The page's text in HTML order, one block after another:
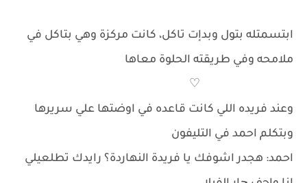
ابتسمتله بتول وبدإت تاكل، كانت مركزة وهي بتاكل في
ملامحه وفي طريقته الحلوة معاها
♡
وعند فريده اللي كانت قاعده في اوضتها علي سريرها
وبتكلم احمد في التليفون
احمد: هجدر اشوفك يا فريدة النهاردة؟ رايدك تطلعيلي